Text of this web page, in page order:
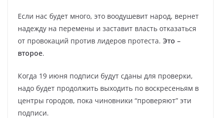
Если нас будет много, это воодушевит народ, вернет
надежду на перемены и заставит власть отказаться
от провокаций против лидеров протеста. Это –
второе.
Когда 19 июня подписи будут сданы для проверки,
надо будет продолжить выходить по воскресеньям в
центры городов, пока чиновники “проверяют” эти
подписи.